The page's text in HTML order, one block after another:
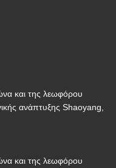
και της λεωφόρου
ανάπτυξης Shaoyang,
και της λεωφόρου